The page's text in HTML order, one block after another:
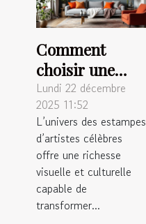
Comment
choisir une
estampe
d'artiste
célèbre pour
votre intérieur
?
Lundi 22 décembre
2025 11:52
L’univers des estampes
d’artistes célèbres
offre une richesse
visuelle et culturelle
capable de
transformer...